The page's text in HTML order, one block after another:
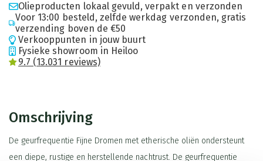
Olieproducten lokaal gevuld, verpakt en verzonden
Voor 13:00 besteld, zelfde werkdag verzonden, gratis
verzending boven de €50
Verkooppunten in jouw buurt
Fysieke showroom in Heiloo
9.7 (13.031 reviews)
Omschrijving
De geurfrequentie Fijne Dromen met etherische oliën ondersteunt
een diepe, rustige en herstellende nachtrust. De geurfrequentie